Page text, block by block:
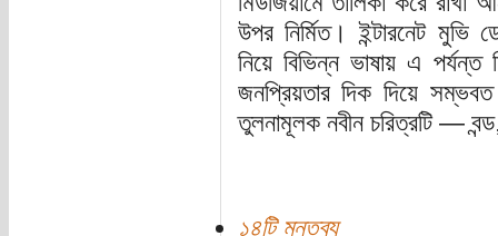
উপর নির্মিত। ইন্টারনেট মুভি
নিয়ে বিভিন্ন ভাষায় এ
জনপ্রিয়তার দিক দিয়ে
তুলনামূলক নবীন চরিত্রটি —
১৪টি মন্তব্য